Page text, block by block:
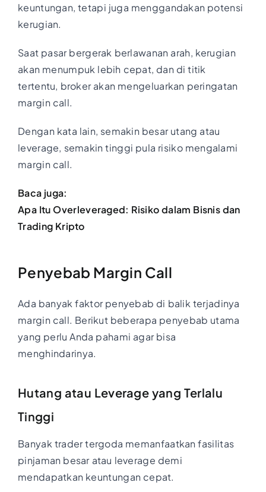
keuntungan, tetapi juga menggandakan potensi
kerugian.
Saat pasar bergerak berlawanan arah, kerugian
akan menumpuk lebih cepat, dan di titik
tertentu, broker akan mengeluarkan peringatan
margin call.
Dengan kata lain, semakin besar utang atau
leverage, semakin tinggi pula risiko mengalami
margin call.
Baca juga:
Apa Itu Overleveraged: Risiko dalam Bisnis dan
Trading Kripto
Penyebab Margin Call
Ada banyak faktor penyebab di balik terjadinya
margin call. Berikut beberapa penyebab utama
yang perlu Anda pahami agar bisa
menghindarinya.
Hutang atau Leverage yang Terlalu
Tinggi
Banyak trader tergoda memanfaatkan fasilitas
pinjaman besar atau leverage demi
mendapatkan keuntungan cepat.